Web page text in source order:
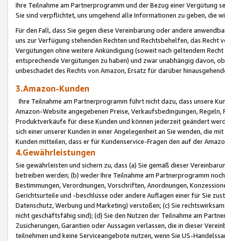
Ihre Teilnahme am Partnerprogramm und der Bezug einer Vergütung
Sie sind verpflichtet, uns umgehend alle Informationen zu geben, die
Für den Fall, dass Sie gegen diese Vereinbarung oder andere
uns zur Verfügung stehenden Rechten und Rechtsbehelfen, das
Vergütungen ohne weitere Ankündigung (soweit nach geltendem
entsprechende Vergütungen zu haben) und zwar unabhängig davon,
unbeschadet des Rechts von Amazon, Ersatz für darüber
3.Amazon-Kunden
Ihre Teilnahme am Partnerprogramm führt nicht dazu, dass unsere
Amazon-Website angegebenen Preise, Verkaufsbedingungen,
Produktverkäufe für diese Kunden und können jederzeit geändert
sich einer unserer Kunden in einer Angelegenheit an Sie wenden, die
Kunden mitteilen, dass er für Kundenservice-Fragen den auf der
4.Gewährleistungen
Sie gewährleisten und sichern zu, dass (a) Sie gemäß dieser
betreiben werden; (b) weder Ihre Teilnahme am Partnerprogramm
Bestimmungen, Verordnungen, Vorschriften, Anordnungen,
Gerichtsurteile und -beschlüsse oder andere Auflagen einer für Sie
Datenschutz, Werbung und Marketing) verstoßen; (c) Sie
nicht geschäftsfähig sind); (d) Sie den Nutzen der Teilnahme am
Zusicherungen, Garantien oder Aussagen verlassen, die in dieser
teilnehmen und keine Serviceangebote nutzen, wenn Sie US-